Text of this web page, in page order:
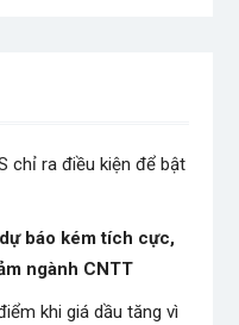
chỉ ra điều kiện để bật
báo kém tích cực,
ngành CNTT
khi giá dầu tăng vì